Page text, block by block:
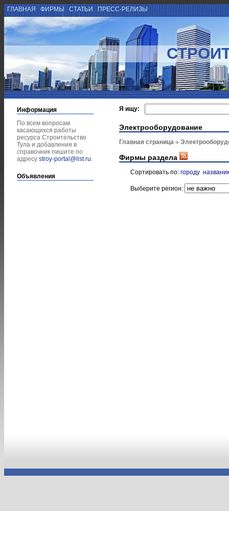
ГЛАВНАЯ ФИРМЫ СТАТЬИ ПРЕСС-РЕЛИЗЫ
Информация
По всем вопросам
касающихся работы
ресурса Строительство
Тула и добавления в
справочник пишите по
адресу stroy-portal@list.ru.
Объявления
Я ищу:
Электрооборудование
Главная страница
Фирмы раздела
Сортировать по: городу
Выберите регион: